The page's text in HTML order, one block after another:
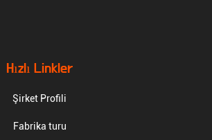
Hızlı Linkler
Şirket Profili
Fabrika turu